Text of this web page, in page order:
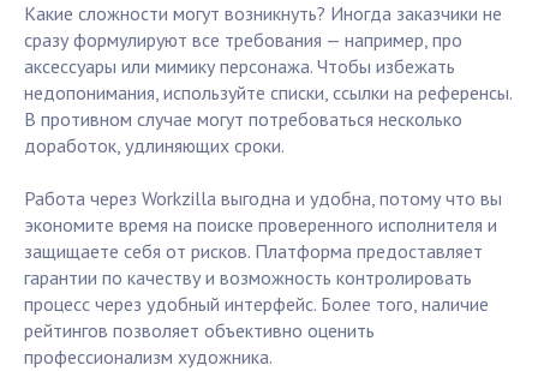
Какие сложности могут возникнуть? Иногда заказчики не
сразу формулируют все требования — например, про
аксессуары или мимику персонажа. Чтобы избежать
недопонимания, используйте списки, ссылки на референсы.
В противном случае могут потребоваться несколько
доработок, удлиняющих сроки.
Работа через Workzilla выгодна и удобна, потому что вы
экономите время на поиске проверенного исполнителя и
защищаете себя от рисков. Платформа предоставляет
гарантии по качеству и возможность контролировать
процесс через удобный интерфейс. Более того, наличие
рейтингов позволяет объективно оценить
профессионализм художника.